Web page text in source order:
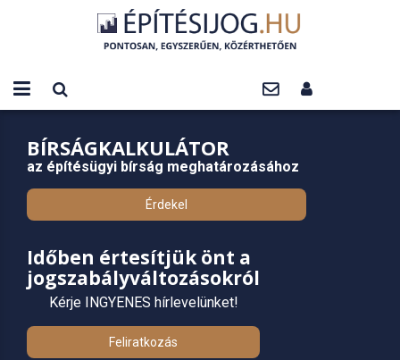
BÍRSÁGKALKULÁTOR
az építésügyi bírság meghatározásához
Érdekel
Időben értesítjük önt a
jogszabályváltozásokról
Kérje INGYENES hírlevelünket!
Feliratkozás